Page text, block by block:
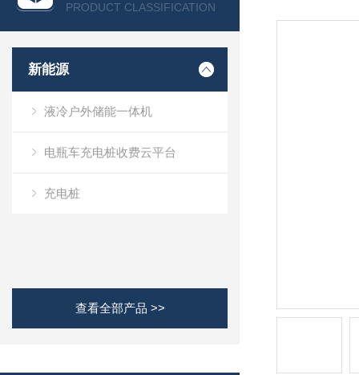
PRODUCT CLASSIFICATION
新能源
液冷户外储能一体机
电瓶车充电桩收费云平台
充电桩
查看全部产品 >>